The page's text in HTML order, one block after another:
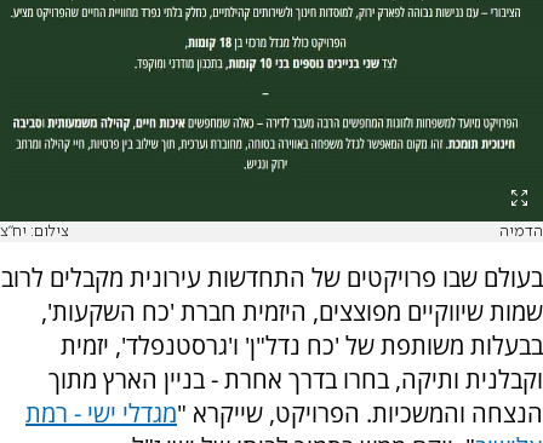
הדמיה צילום: יח"צ
בעולם שבו פרויקטים של התחדשות עירונית מקבלים לרוב
שמות שיווקיים מפוצצים, היזמית חברת 'כח השקעות',
בבעלות משותפת של 'כח נדל"ן' ו'גרסטנפלד', יזמית
וקבלנית ותיקה, בחרו בדרך אחרת - בניין הארץ מתוך
הנצחה והמשכיות. הפרויקט, שייקרא "מגדלי ישי - רמת